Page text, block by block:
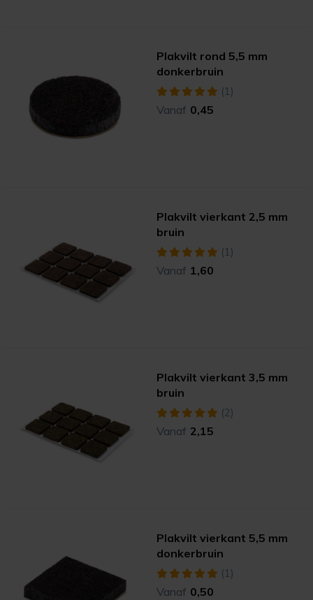
Plakvilt rond 5,5 mm
donkerbruin
(1)
Vanaf 0,45
Plakvilt vierkant 2,5 mm
bruin
(1)
Vanaf 1,60
Plakvilt vierkant 3,5 mm
bruin
(2)
Vanaf 2,15
Plakvilt vierkant 5,5 mm
donkerbruin
(1)
Vanaf 0,50